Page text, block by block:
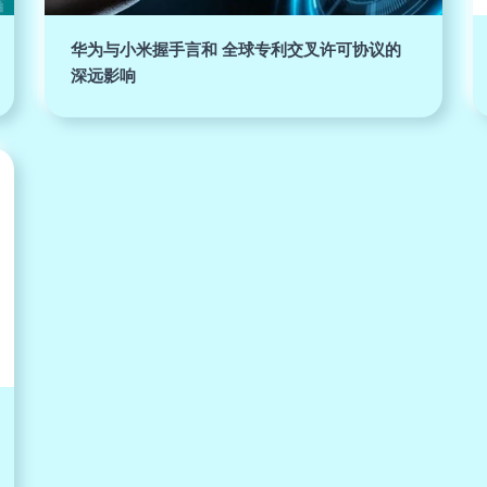
华为与小米握手言和 全球专利交叉许可协议的
深远影响